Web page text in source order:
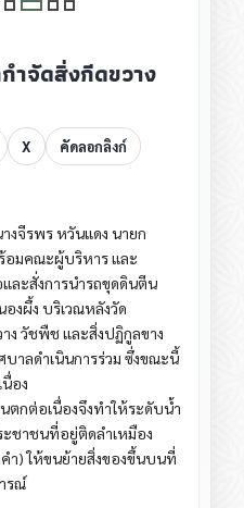
ำจัดสิ่งกีดขวาง
X คัดลอกลิงก์
จีรพร หวันแดง นายก
มคณะผู้บริหาร และ
ละสั่งการนำรถขุดดินตีน
งผึ้ง บริเวณหลังวัด
ง วัชพืช และสิ่งปฏิกูลขาง
บาลดำเนินการร่วม ซึ่งขณะนี้
อง
ต่อเนื่องจึงทำให้ระดับน้ำ
ะชาชนที่อยู่ติดลำเหมือง
ำ) ให้ขนย้ายสิ่งของขึ้นบนที่
รณ์